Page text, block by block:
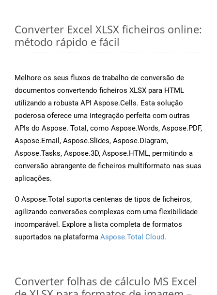
Converter Excel XLSX ficheiros online:
método rápido e fácil
Melhore os seus fluxos de trabalho de conversão de
documentos convertendo ficheiros XLSX para HTML
utilizando a robusta API Aspose.Cells. Esta solução
poderosa oferece uma integração perfeita com outras
APIs do Aspose. Total, como Aspose.Words, Aspose.PDF,
Aspose.Email, Aspose.Slides, Aspose.Diagram,
Aspose.Tasks, Aspose.3D, Aspose.HTML, permitindo a
conversão abrangente de ficheiros multiformato nas suas
aplicações.
O Aspose.Total suporta centenas de tipos de ficheiros,
agilizando conversões complexas com uma flexibilidade
incomparável. Explore a lista completa de formatos
suportados na plataforma Aspose.Total Cloud.
Converter folhas de cálculo MS Excel